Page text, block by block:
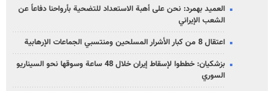
العميد بهمرد: نحن على أهبة الاستعداد للتضحية بأرواحنا دفاعاً عن
الشعب الإيراني
اعتقال 8 من كبار الأشرار المسلحين ومنتسبي الجماعات الإرهابية
بزشكيان: خططوا لإسقاط إيران خلال 48 ساعة وسوقها نحو السيناريو
السوري